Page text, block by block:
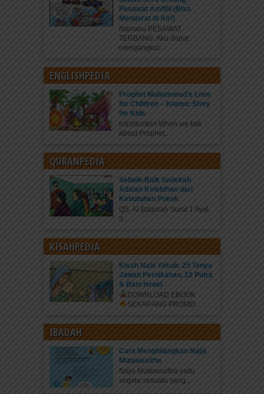
Pesawat Amfibi (Bisa
Mendarat di Air!)
Namaku PESAWAT
TERBANG. Aku dapat
mengangkut...
ENGLISHPEDIA
Prophet Muhammad’s Love
for Children – Islamic Story
for Kids
Introduction When we talk
about Prophet...
QURANPEDIA
Sebaik-Baik Sedekah
Adalah Kelebihan dari
Kebutuhan Pokok
QS. Al-Baqarah Surat 1 Ayat
3...
KISAHPEDIA
Kisah Nabi Yakub: 25 Tanya
Jawab Pernikahan, 12 Putra
& Bani Israel
DOWNLOAD EBOOK
SEKARANG PROMO...
IBADAH
Cara Menghilangkan Najis
Mutawasitha
Najis Mutawasitha yaitu
segala sesuatu yang...